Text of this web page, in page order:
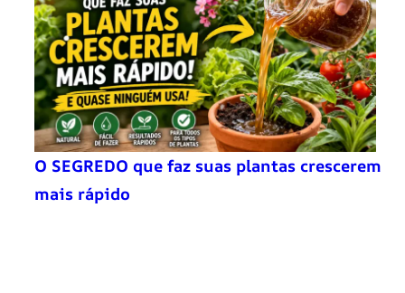
O SEGREDO que faz suas plantas crescerem
mais rápido